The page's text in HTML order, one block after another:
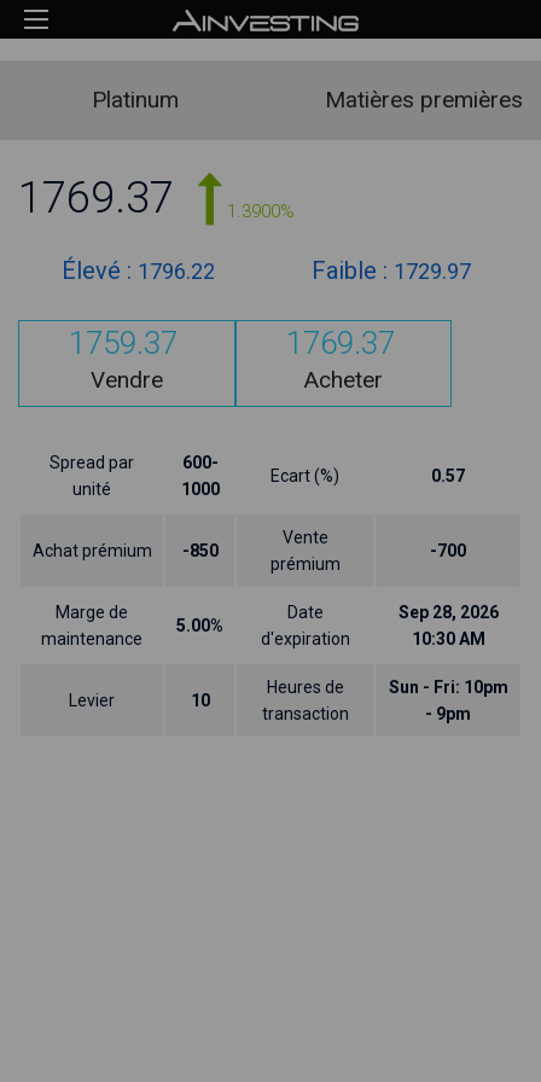
Platinum Matières premières
1769.37 1.3900%
Élevé : 1796.22 Faible : 1729.97
1759.37
Vendre
1769.37
Acheter
Spread par
unité
600-
1000
Ecart (%) 0.57
Achat prémium -850
Vente
prémium
-700
Marge de
maintenance
5.00%
Date
d'expiration
Sep 28, 2026
10:30 AM
Levier 10
Heures de
transaction
Sun - Fri: 10pm
- 9pm